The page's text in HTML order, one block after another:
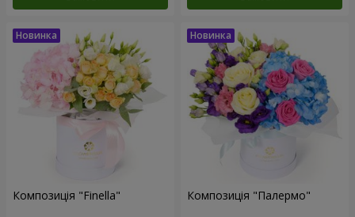
Композиція "Finella" Композиція "Палермо"